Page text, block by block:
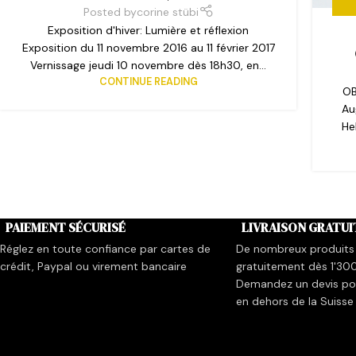
Posted bycorine stübi
Exposition d'hiver: Lumière et réflexion
Exposition du 11 novembre 2016 au 11 février 2017
Vernissage jeudi 10 novembre dès 18h30, en...
CONTINUE READING
PAIEMENT SÉCURISÉ
Réglez en toute confiance par cartes de
crédit, Paypal ou virement bancaire
LIVRAISON
De nombreux produits
gratuitement dès
Demandez un devis
en dehors de la Suisse